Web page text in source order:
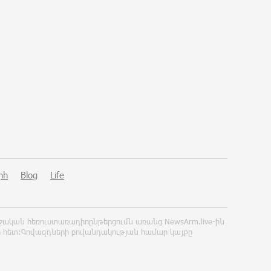
թաղամասի հարևանությամբ
Հնդկաստանի և Իսրայելի
Blog
Life
հեռուստառադիոընթերցումն առանց NewsArm.live-ին
բովանդակության համար կայքը